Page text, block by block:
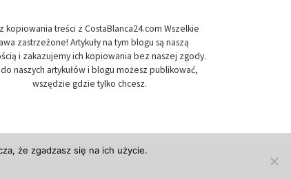
kopiowania treści z CostaBlanca24.com Wszelkie
zastrzeżone! Artykuły na tym blogu są naszą
i zakazujemy ich kopiowania bez naszej zgody.
naszych artykułów i blogu możesz publikować,
wszędzie gdzie tylko chcesz.
że zgadzasz się na ich użycie.